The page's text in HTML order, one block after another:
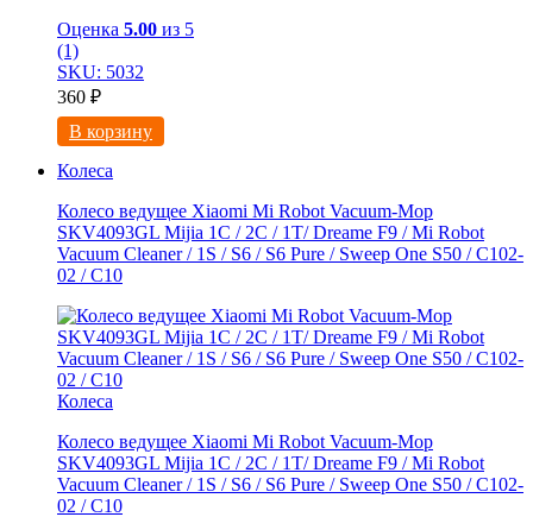
Оценка 5.00 из 5
(1)
SKU: 5032
360 ₽
В корзину
Колеса
Колесо ведущее Xiaomi Mi Robot Vacuum-Mop
SKV4093GL Mijia 1C / 2C / 1T/ Dreame F9 / Mi Robot
Vacuum Cleaner / 1S / S6 / S6 Pure / Sweep One S50 / C102-
02 / С10
Колеса
Колесо ведущее Xiaomi Mi Robot Vacuum-Mop
SKV4093GL Mijia 1C / 2C / 1T/ Dreame F9 / Mi Robot
Vacuum Cleaner / 1S / S6 / S6 Pure / Sweep One S50 / C102-
02 / С10